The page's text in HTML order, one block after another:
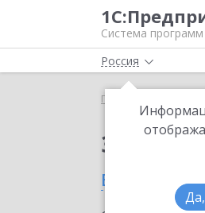
Система программ
Россия
Главная
в